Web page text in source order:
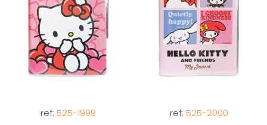
ref: 525-1999 ref: 525-2000